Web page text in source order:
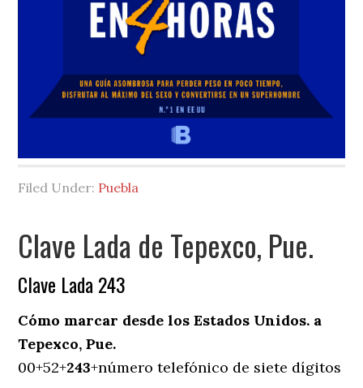
Filed Under: Puebla
Clave Lada de Tepexco, Pue.
Clave Lada 243
Cómo marcar desde los Estados Unidos. a
Tepexco, Pue.
00+52+243+número telefónico de siete dígitos